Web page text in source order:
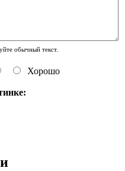
обычный текст.
Хорошо